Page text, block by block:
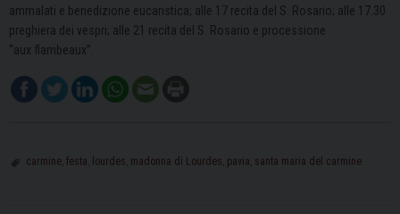
ammalati e benedizione eucaristica; alle 17 recita del S. Rosario; alle 17.30
preghiera dei vespri; alle 21 recita del S. Rosario e processione
“aux flambeaux”.
carmine festa lourdes madonna di Lourdes pavia santa maria del carmine